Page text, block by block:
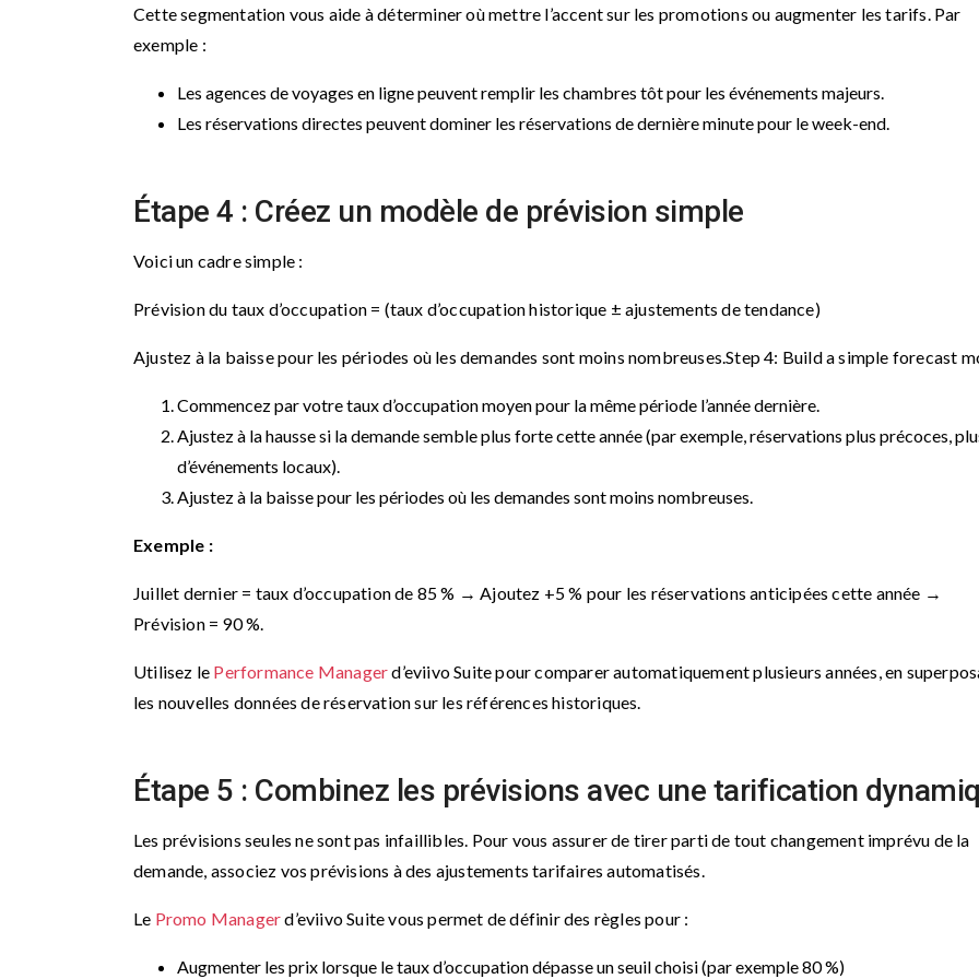
Cette segmentation vous aide à déterminer où mettre l’accent sur les promotions ou augmenter les tarifs. Par
exemple :
Les agences de voyages en ligne peuvent remplir les chambres tôt pour les événements majeurs.
Les réservations directes peuvent dominer les réservations de dernière minute pour le week-end.
Étape 4 : Créez un modèle de prévision simple
Voici un cadre simple :
Prévision du taux d’occupation = (taux d’occupation historique ± ajustements de tendance)
Ajustez à la baisse pour les périodes où les demandes sont moins nombreuses.Step 4: Build a simple forecast
Commencez par votre taux d’occupation moyen pour la même période l’année dernière.
Ajustez à la hausse si la demande semble plus forte cette année (par exemple, réservations plus précoces,
d’événements locaux).
Ajustez à la baisse pour les périodes où les demandes sont moins nombreuses.
Exemple :
Juillet dernier = taux d’occupation de 85 % → Ajoutez +5 % pour les réservations anticipées cette année →
Prévision = 90 %.
Utilisez le Performance Managerd’eviivo Suite pour comparer automatiquement plusieurs années, en
les nouvelles données de réservation sur les références historiques.
Étape 5 : Combinez les prévisions avec une tarification
Les prévisions seules ne sont pas infaillibles. Pour vous assurer de tirer parti de tout changement imprévu de la
demande, associez vos prévisions à des ajustements tarifaires automatisés.
Le Promo Managerd’eviivo Suite vous permet de définir des règles pour :
Augmenter les prix lorsque le taux d’occupation dépasse un seuil choisi (par exemple 80 %)